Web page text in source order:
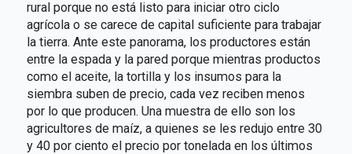
rural porque no está listo para iniciar otro ciclo
agrícola o se carece de capital suficiente para trabajar
la tierra. Ante este panorama, los productores están
entre la espada y la pared porque mientras productos
como el aceite, la tortilla y los insumos para la
siembra suben de precio, cada vez reciben menos
por lo que producen. Una muestra de ello son los
agricultores de maíz, a quienes se les redujo entre 30
y 40 por ciento el precio por tonelada en los últimos